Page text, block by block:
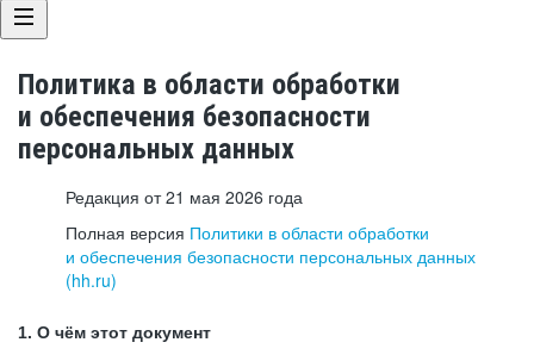
Политика в области обработки
и обеспечения безопасности
персональных данных
Редакция от 21 мая 2026 года
Полная версия Политики в области обработки
и обеспечения безопасности персональных данных
(hh.ru)
1. О чём этот документ